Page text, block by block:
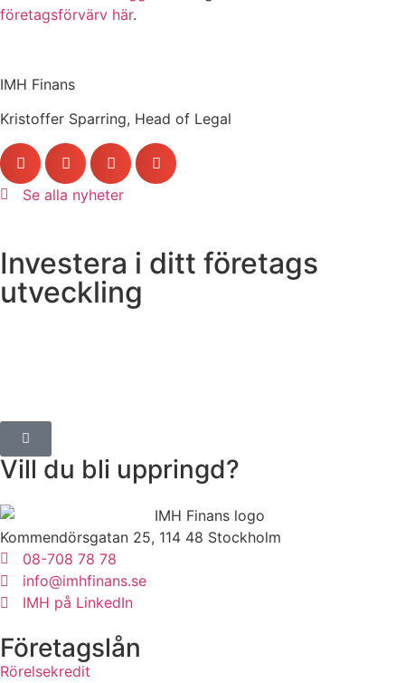
företagsförvärv här.
IMH Finans
Kristoffer Sparring, Head of Legal
Se alla nyheter
Investera i ditt företags
utveckling
Vill du bli uppringd?
Kommendörsgatan 25, 114 48 Stockholm
08-708 78 78
info@imhfinans.se
IMH på LinkedIn
Företagslån
Rörelsekredit